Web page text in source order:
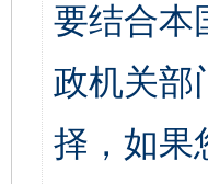
要结合本
政机关部
择，如果